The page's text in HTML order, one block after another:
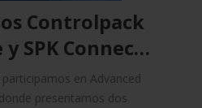
Controlpack
SPK Connect
Factories 2025
en Advanced
presentamos dos